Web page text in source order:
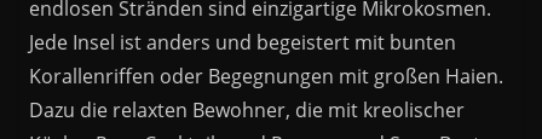
endlosen Stränden sind einzigartige Mikrokosmen.
Jede Insel ist anders und begeistert mit bunten
Korallenriffen oder Begegnungen mit großen Haien.
Dazu die relaxten Bewohner, die mit kreolischer